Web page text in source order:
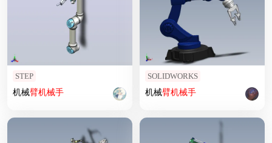
STEP
机械臂机械手
SOLIDWORKS
机械臂机械手